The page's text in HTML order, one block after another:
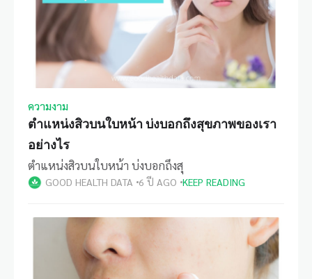
ความงาม
ตำแหน่งสิวบนใบหน้า บ่งบอกถึงสุขภาพของเรา
อย่างไร
ตำแหน่งสิวบนใบหน้า บ่งบอกถึงสุ
GOOD HEALTH DATA 6 ปี AGO KEEP READING